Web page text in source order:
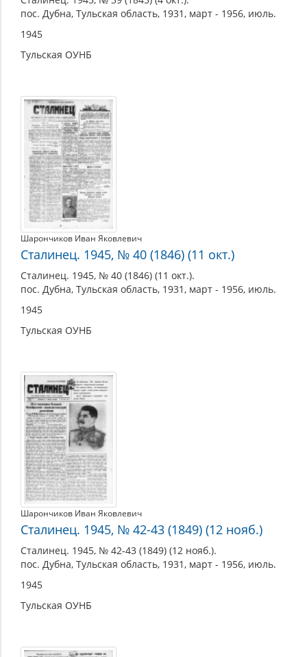
пос. Дубна, Тульская область, 1931, март - 1956, июль.
1945
Тульская ОУНБ
Шарончиков Иван Яковлевич
Сталинец. 1945, № 40 (1846) (11 окт.)
Сталинец. 1945, № 40 (1846) (11 окт.).
пос. Дубна, Тульская область, 1931, март - 1956, июль.
1945
Тульская ОУНБ
Шарончиков Иван Яковлевич
Сталинец. 1945, № 42-43 (1849) (12 нояб.)
Сталинец. 1945, № 42-43 (1849) (12 нояб.).
пос. Дубна, Тульская область, 1931, март - 1956, июль.
1945
Тульская ОУНБ